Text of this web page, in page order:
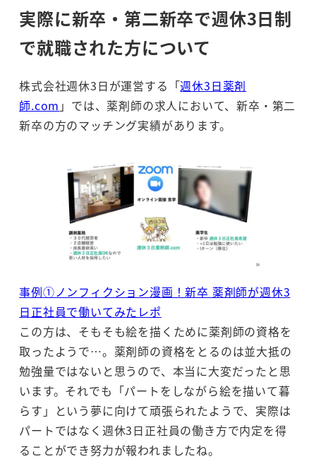
実際に新卒・第二新卒で週休3日制
で就職された方について
株式会社週休3日が運営する「週休3日薬剤
師.com 」では、薬剤師の求人において、新卒・第二
新卒の方のマッチング実績があります。
事例①ノンフィクション漫画！新卒 薬剤師が週休3
日正社員で働いてみたレポ
この方は、そもそも絵を描くために薬剤師の資格を
取ったようで…。薬剤師の資格をとるのは並大抵の
勉強量ではないと思うので、本当に大変だったと思
います。それでも「パートをしながら絵を描いて暮
らす」という夢に向けて頑張られたようで、実際は
パートではなく週休3日正社員の働き方で内定を得
ることができ努力が報われましたね。